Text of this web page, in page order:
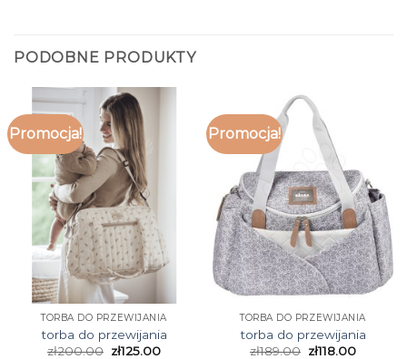
PODOBNE PRODUKTY
Promocja!
TORBA DO PRZEWIJANIA
torba do przewijania
zł200.00 zł125.00
Promocja!
TORBA DO PRZEWIJANIA
torba do przewijania
zł189.00 zł118.00